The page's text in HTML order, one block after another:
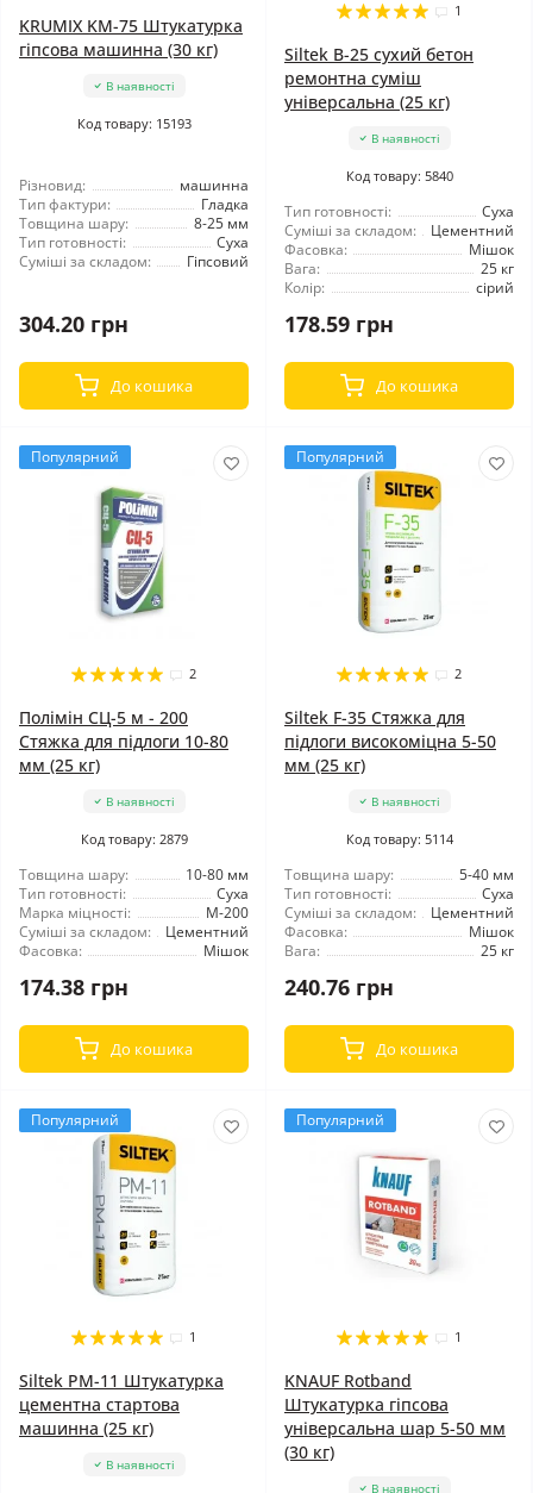
KRUMIX KM-75 Штукатурка
гіпсова машинна (30 кг)
В наявності
Код товару: 15193
Різновид:
машинна
Тип фактури:
Гладка
Товщина шару:
8-25 мм
Тип готовності:
Суха
Суміші за складом:
Гіпсовий
304.20 грн
До кошика
1
Siltek B-25 сухий бетон
ремонтна суміш
універсальна (25 кг)
В наявності
Код товару: 5840
Тип готовності:
Суха
Суміші за складом:
Цементний
Фасовка:
Мішок
Вага:
25 кг
Колір:
сірий
178.59 грн
До кошика
Популярний
2
Полімін СЦ-5 м - 200
Стяжка для підлоги 10-80
мм (25 кг)
В наявності
Код товару: 2879
Товщина шару:
10-80 мм
Тип готовності:
Суха
Марка міцності:
М-200
Суміші за складом:
Цементний
Фасовка:
Мішок
174.38 грн
До кошика
Популярний
2
Siltek F-35 Стяжка для
підлоги високоміцна 5-50
мм (25 кг)
В наявності
Код товару: 5114
Товщина шару:
5-40 мм
Тип готовності:
Суха
Суміші за складом:
Цементний
Фасовка:
Мішок
Вага:
25 кг
240.76 грн
До кошика
Популярний
1
Siltek PM-11 Штукатурка
цементна стартова
машинна (25 кг)
В наявності
Популярний
1
KNAUF Rotband
Штукатурка гіпсова
універсальна шар 5-50 мм
(30 кг)
В наявності